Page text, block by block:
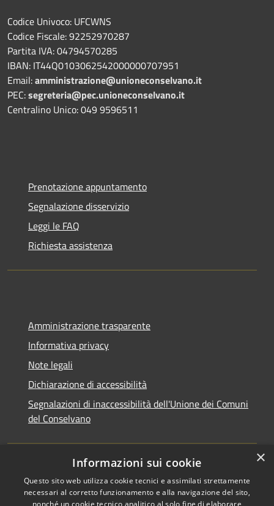
Codice Univoco: UFCWNS
Codice Fiscale: 92252970287
Partita IVA: 04794570285
IBAN: IT44Q0103062542000000707951
Email:amministrazione@unioneconselvano.it
PEC:segreteria@pec.unioneconselvano.it
Centralino Unico: 049 9596511
Prenotazione appuntamento
Segnalazione disservizio
Leggi le FAQ
Richiesta assistenza
Amministrazione trasparente
Informativa privacy
Note legali
Dichiarazione di accessibilità
Segnalazioni di inaccessibilità dell'Unione dei Comuni
del Conselvano
×
Informazioni sui cookie
Questo sito web utilizza cookie tecnici e assimilati strettamente
necessari al corretto funzionamento e alla navigazione del sito,
nonché un cookie tecnico analitico al solo fine di elaborare